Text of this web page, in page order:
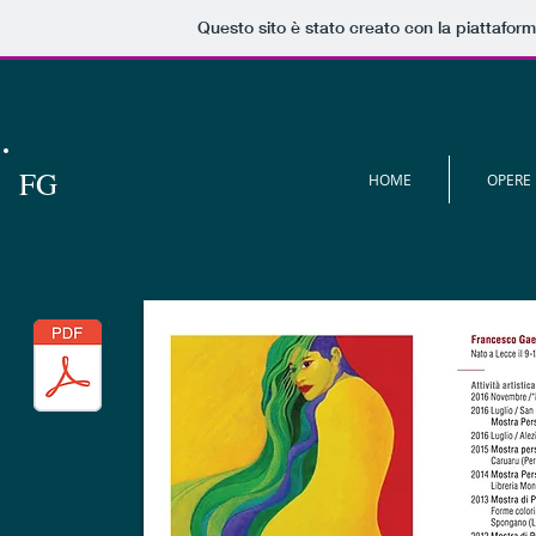
Questo sito è stato creato con la
HOME OPERE
FG